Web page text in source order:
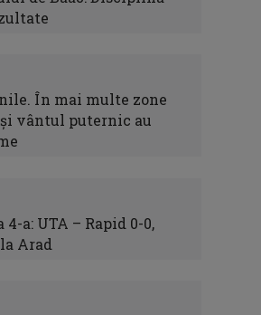
În mai multe zone
vântul puternic au
4-a: UTA – Rapid 0-0,
Arad